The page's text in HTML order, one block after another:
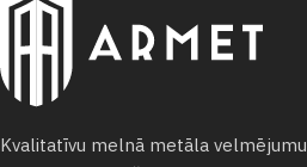
Kvalitatīvu melnā metāla velmējumu